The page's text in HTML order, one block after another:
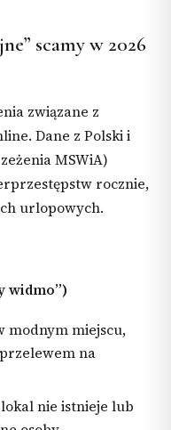
scamy w 2026
związane z
Dane z Polski i
MSWiA)
rocznie,
urlopowych.
widmo”)
modnym miejscu,
na
lokal nie istnieje lub